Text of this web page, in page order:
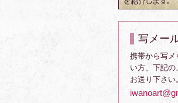
写メー
携帯から写メ
い方、下記の
お送り下さい